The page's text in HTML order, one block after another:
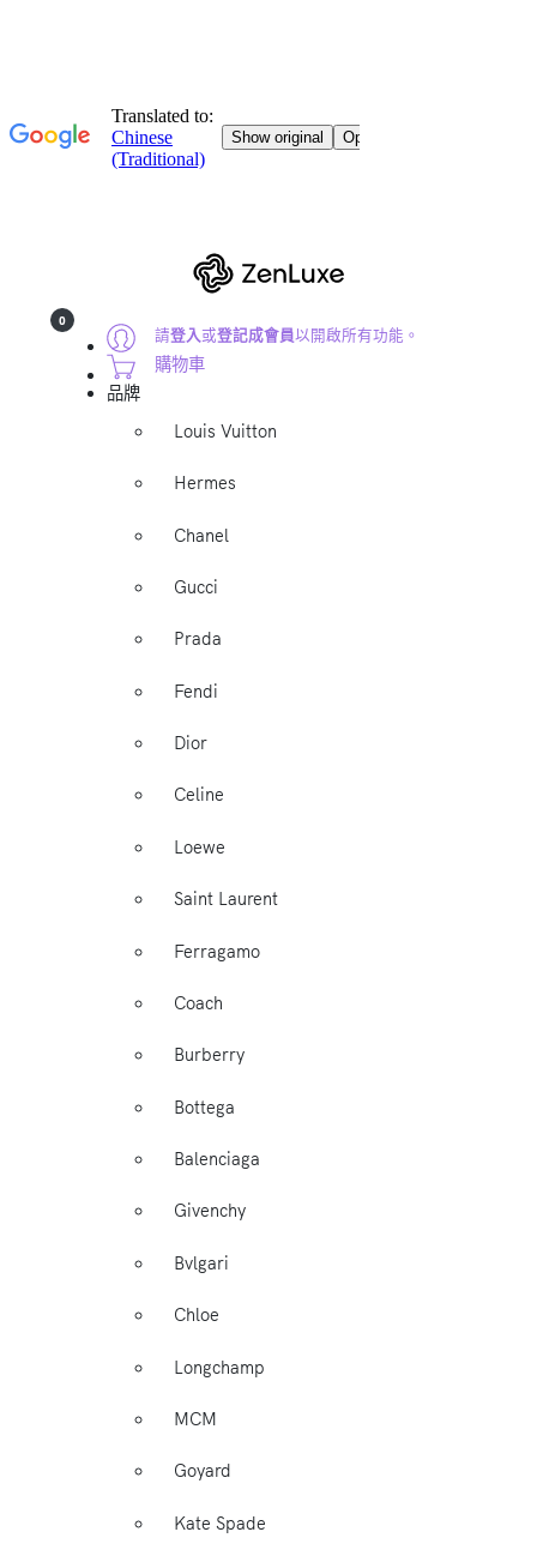
請登入或登記成會員以開啟所有功能。
0
購物車
品牌
Louis Vuitton
Hermes
Chanel
Gucci
Prada
Fendi
Dior
Celine
Loewe
Saint Laurent
Ferragamo
Coach
Burberry
Bottega
Balenciaga
Givenchy
Bvlgari
Chloe
Longchamp
MCM
Goyard
Kate Spade